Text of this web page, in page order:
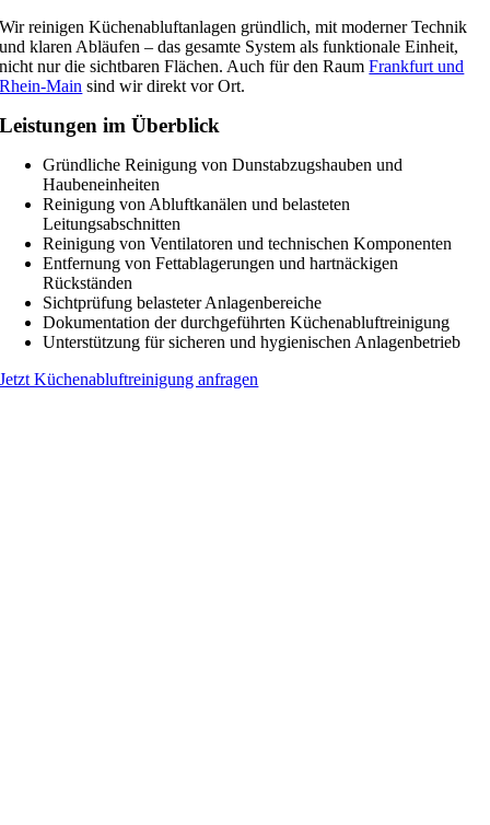
Wir reinigen Küchenabluftanlagen gründlich, mit moderner Technik
und klaren Abläufen – das gesamte System als funktionale Einheit,
nicht nur die sichtbaren Flächen. Auch für den RaumFrankfurt und
Rhein-Main sind wir direkt vor Ort.
Leistungen im Überblick
Gründliche Reinigung von Dunstabzugshauben und
Haubeneinheiten
Reinigung von Abluftkanälen und belasteten
Leitungsabschnitten
Reinigung von Ventilatoren und technischen Komponenten
Entfernung von Fettablagerungen und hartnäckigen
Rückständen
Sichtprüfung belasteter Anlagenbereiche
Dokumentation der durchgeführten Küchenabluftreinigung
Unterstützung für sicheren und hygienischen Anlagenbetrieb
Jetzt Küchenabluftreinigung anfragen